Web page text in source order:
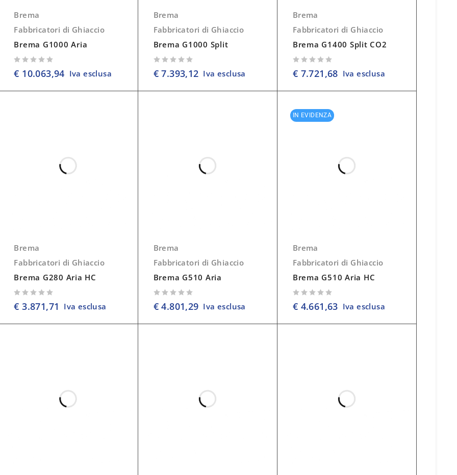
Brema
Fabbricatori di Ghiaccio
Brema G1000 Aria
€ 10.063,94 Iva esclusa
Brema
Fabbricatori di Ghiaccio
Brema G1000 Split
€7.393,12 Iva esclusa
Brema
Fabbricatori di Ghiaccio
Brema G1400 Split CO2
€ 7.721,68 Iva esclusa
Brema
Fabbricatori di Ghiaccio
Brema G280 Aria HC
€ 3.871,71 Iva esclusa
Brema
Fabbricatori di Ghiaccio
Brema G510 Aria
€4.801,29 Iva esclusa
IN EVIDENZA
Brema
Fabbricatori di Ghiaccio
Brema G510 Aria HC
€ 4.661,63 Iva esclusa